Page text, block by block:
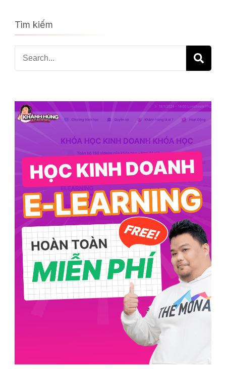
Tìm kiếm
Search
for: